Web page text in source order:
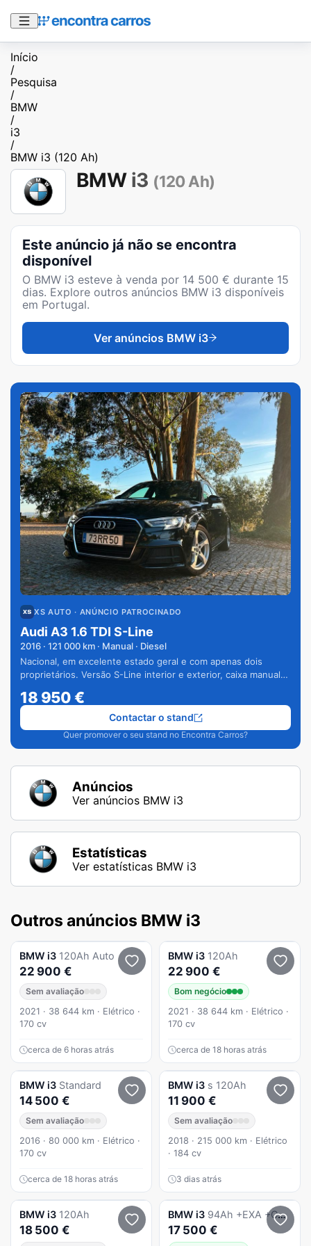
Início
/
Pesquisa
/
BMW
/
i3
/
BMW i3 (120 Ah)
BMW i3 (120 Ah)
Este anúncio já não se encontra
disponível
O BMW i3 esteve à venda por 14 500 € durante 15
dias. Explore outros anúncios BMW i3 disponíveis
em Portugal.
Ver anúncios BMW i3
XS AUTO · ANÚNCIO PATROCINADO
Audi A3 1.6 TDI S-Line
2016 · 121 000 km · Manual · Diesel
Nacional, em excelente estado geral e com apenas dois
proprietários. Versão S-Line interior e exterior, caixa manual
18 950€
Quer promover o seu stand no Encontra Carros?
Contactar o stand
Anúncios
Ver anúncios BMW i3
Estatísticas
Ver estatísticas BMW i3
Outros anúncios BMW i3
BMW i3 120Ah Auto
22 900 €
Sem avaliação
2021 · 38 644 km · Elétrico ·
170 cv
cerca de 6 horas atrás
BMW i3 120Ah
22 900 €
Bom negócio
2021 · 38 644 km · Elétrico ·
170 cv
cerca de 18 horas atrás
BMW i3 Standard
14 500 €
Sem avaliação
2016 · 80 000 km · Elétrico ·
170 cv
cerca de 18 horas atrás
BMW i3 s 120Ah
11 900 €
Sem avaliação
2018 · 215 000 km · Elétrico
· 184 cv
3 dias atrás
BMW i3 120Ah
18 500 €
BMW i3 94Ah +EXA +Comfort Package Advance
17 500 €